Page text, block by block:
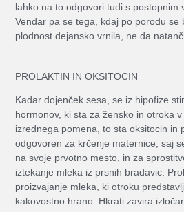
lahko na to odgovori tudi s postopnim
Vendar pa se tega, kdaj po porodu se
plodnost dejansko vrnila, ne da
PROLAKTIN IN OKSITOCIN
Kadar dojenček sesa, se iz hipofize
hormonov, ki sta za žensko in otroka
izrednega pomena, to sta oksitocin in
odgovoren za krčenje maternice, saj
na svoje prvotno mesto, in za
iztekanje mleka iz prsnih bradavic.
proizvajanje mleka, ki otroku
kakovostno hrano. Hkrati zavira